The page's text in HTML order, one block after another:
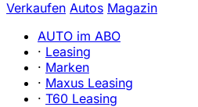
Verkaufen Autos Magazin
AUTO im ABO
· Leasing
· Marken
· Maxus Leasing
· T60 Leasing